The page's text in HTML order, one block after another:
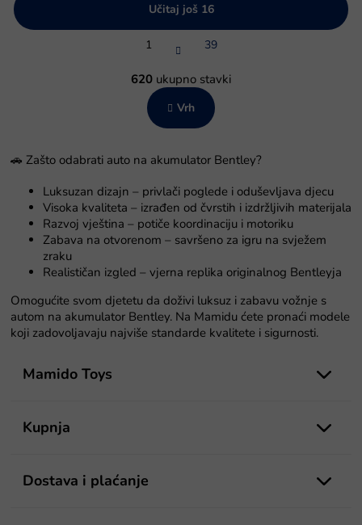
o
t
r
l
l
s
t
a
j
a
Učitaj još 16
P
a
i
n
a
i
a
1 39
620 ukupno stavki
Vrh
🚗 Zašto odabrati auto na akumulator Bentley?
Luksuzan dizajn – privlači poglede i oduševljava djecu
Visoka kvaliteta – izrađen od čvrstih i izdržljivih materijala
Razvoj vještina – potiče koordinaciju i motoriku
Zabava na otvorenom – savršeno za igru na svježem
zraku
Realističan izgled – vjerna replika originalnog Bentleyja
Omogućite svom djetetu da doživi luksuz i zabavu vožnje s
autom na akumulator Bentley. Na Mamidu ćete pronaći modele
koji zadovoljavaju najviše standarde kvalitete i sigurnosti.
Mamido Toys
Kupnja
Dostava i plaćanje